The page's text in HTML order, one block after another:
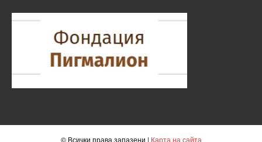
© Всички права запазени | Карта на сайта